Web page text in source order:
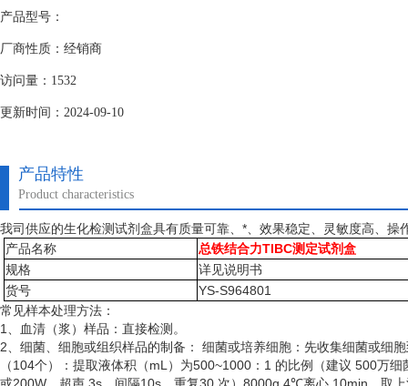
产品型号：
厂商性质：经销商
访问量：1532
更新时间：2024-09-10
产品特性
Product characteristics
我司供应的生化检测试剂盒具有质量可靠、*、效果稳定、灵敏度高、操
产品名称
总铁结合力TIBC测定试剂盒
规格
详见说明书
货号
YS-S964801
常见样本处理方法：
1、血清（浆）样品：直接检测。
2、细菌、细胞或组织样品的制备： 细菌或培养细胞：先收集细菌或细
（104个）：提取液体积（mL）为500~1000：1 的比例（建议 500万